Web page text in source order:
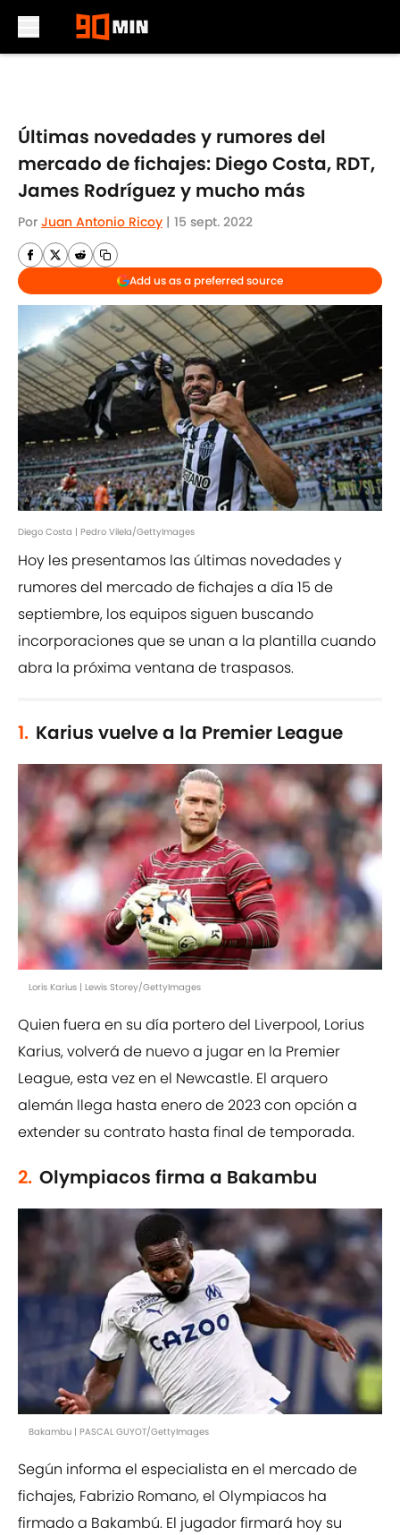
Últimas novedades y rumores del
mercado de fichajes: Diego Costa, RDT,
James Rodríguez y mucho más
Por Juan Antonio Ricoy | 15 sept. 2022
Add us as a preferred source
Diego Costa | Pedro Vilela/GettyImages
Hoy les presentamos las últimas novedades y
rumores del mercado de fichajes a día 15 de
septiembre, los equipos siguen buscando
incorporaciones que se unan a la plantilla cuando
abra la próxima ventana de traspasos.
1. Karius vuelve a la Premier League
Loris Karius | Lewis Storey/GettyImages
Quien fuera en su día portero del Liverpool, Lorius
Karius, volverá de nuevo a jugar en la Premier
League, esta vez en el Newcastle. El arquero
alemán llega hasta enero de 2023 con opción a
extender su contrato hasta final de temporada.
2. Olympiacos firma a Bakambu
Bakambu | PASCAL GUYOT/GettyImages
Según informa el especialista en el mercado de
fichajes, Fabrizio Romano, el Olympiacos ha
firmado a Bakambú. El jugador firmará hoy su